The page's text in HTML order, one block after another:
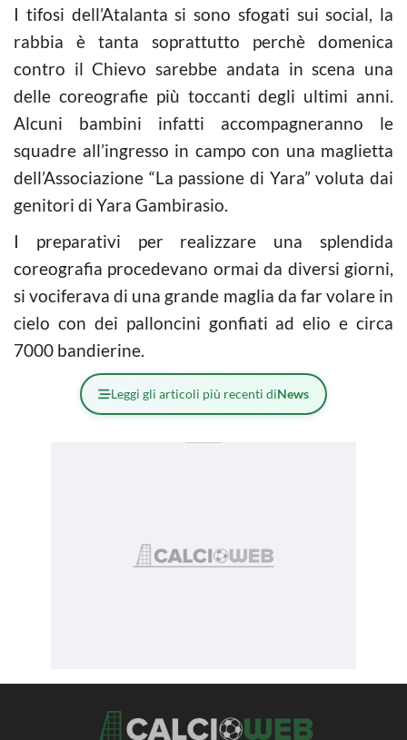
I tifosi dell’Atalanta si sono sfogati sui social, la
rabbia è tanta soprattutto perchè domenica
contro il Chievo sarebbe andata in scena una
delle coreografie più toccanti degli ultimi anni.
Alcuni bambini infatti accompagneranno le
squadre all’ingresso in campo con una maglietta
dell’Associazione “La passione di Yara” voluta dai
genitori di Yara Gambirasio.
I preparativi per realizzare una splendida
coreografia procedevano ormai da diversi giorni,
si vociferava di una grande maglia da far volare in
cielo con dei palloncini gonfiati ad elio e circa
7000 bandierine.
Leggi gli articoli più recenti diNews